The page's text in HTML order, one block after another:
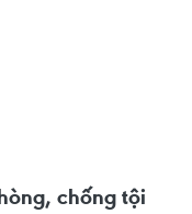
chống tội